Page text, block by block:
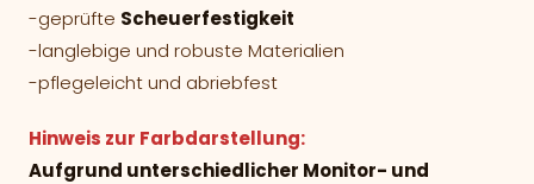
-geprüfte Scheuerfestigkeit
-langlebige und robuste Materialien
-pflegeleicht und abriebfest
Hinweis zur Farbdarstellung:
Aufgrund unterschiedlicher Monitor- und